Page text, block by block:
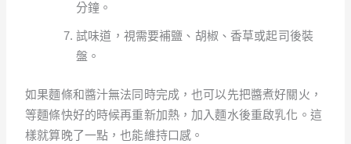
分鐘。
試味道，視需要補鹽、胡椒、香草或起司後裝
盤。
如果麵條和醬汁無法同時完成，也可以先把醬煮好關火，
等麵條快好的時候再重新加熱，加入麵水後重啟乳化。這
樣就算晚了一點，也能維持口感。